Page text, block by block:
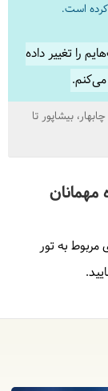
را تغییر داده
بیشاپور تا
مهمانان
به تور